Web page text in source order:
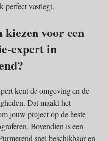
perfect vastlegt.
kiezen voor een
expert in
kent de omgeving en de
Dat maakt het
jouw project op de beste
Bovendien is een
snel beschikbaar en